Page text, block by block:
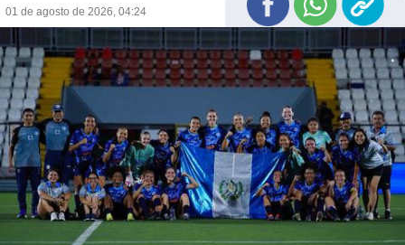
01 de agosto de 2026, 04:24